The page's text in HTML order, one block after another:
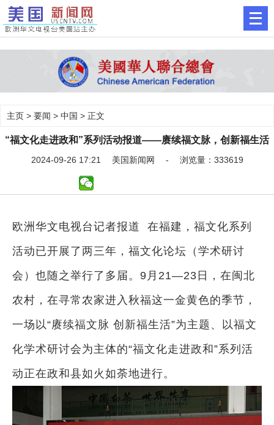
主页 > 要闻 > 中国 > 正文
“福文化走进政和”系列活动报道——赓续福文脉，创新福生活
2024-09-26 17:21 美国新闻网 - 浏览量：333619
欧洲华文电视台记者报道 在福建，福文化系列
活动已开展了两三年，福文化论坛（学术研讨
会）也随之举行了多届。9月21—23日，在闽北
农村，在寻常农家进入秋福这一金黄色的季节，
一场以“赓续福文脉 创新福生活”为主题、以福文
化学术研讨会为主体的“福文化走进政和”系列活
动正在政和县如火如荼地进行。